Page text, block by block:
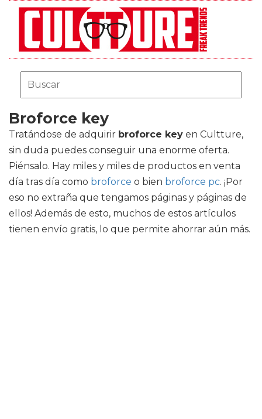
Broforce key
Tratándose de adquirir broforce key en Cultture,
sin duda puedes conseguir una enorme oferta.
Piénsalo. Hay miles y miles de productos en venta
día tras día como broforce o bien broforce pc. ¡Por
eso no extraña que tengamos páginas y páginas de
ellos! Además de esto, muchos de estos artículos
tienen envío gratis, lo que permite ahorrar aún más.